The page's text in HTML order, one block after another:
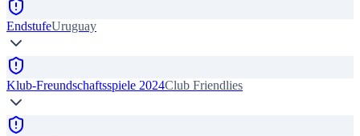
EndstufeUruguay
Klub-Freundschaftsspiele 2024Club Friendlies